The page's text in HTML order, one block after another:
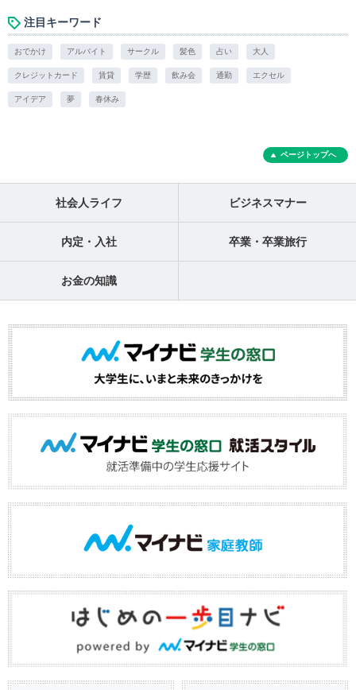
注目キーワード
おでかけ アルバイト サークル 髪色 占い 大人
クレジットカード 賃貸 学歴 飲み会 通勤 エクセル
アイデア 夢 春休み
ページトップへ
社会人ライフ ビジネスマナー
内定・入社 卒業・卒業旅行
お金の知識